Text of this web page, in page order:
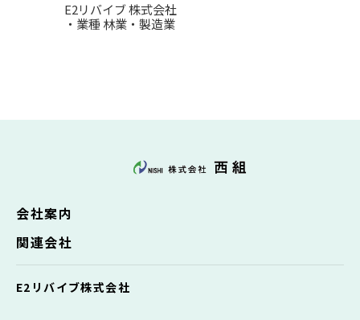
E2リバイブ 株式会社
・業種 林業・製造業
会社案内
関連会社
E2リバイブ株式会社